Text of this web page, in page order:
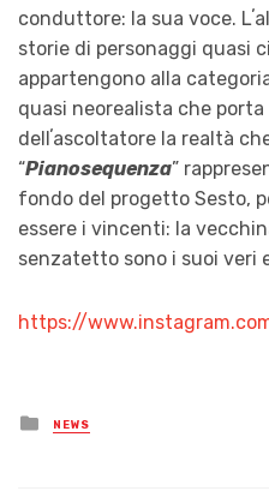
conduttore: la sua voce.
storie di personaggi quasi
appartengono alla
quasi neorealista che porta
dellʼascoltatore la realtà
“Pianosequenza”
fondo del progetto Sesto,
essere i vincenti: la
senzatetto sono i suoi veri
https://
Posted
in
NEWS